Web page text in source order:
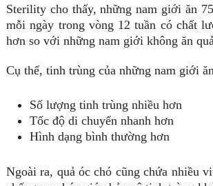
Sterility cho thấy, những nam giới ăn
mỗi ngày trong vòng 12 tuần có chất
hơn so với những nam giới không ăn
Cụ thể, tinh trùng của những nam giới
Số lượng tinh trùng nhiều hơn
Tốc độ di chuyển nhanh hơn
Hình dạng bình thường hơn
Ngoài ra, quả óc chó cũng chứa nhiều